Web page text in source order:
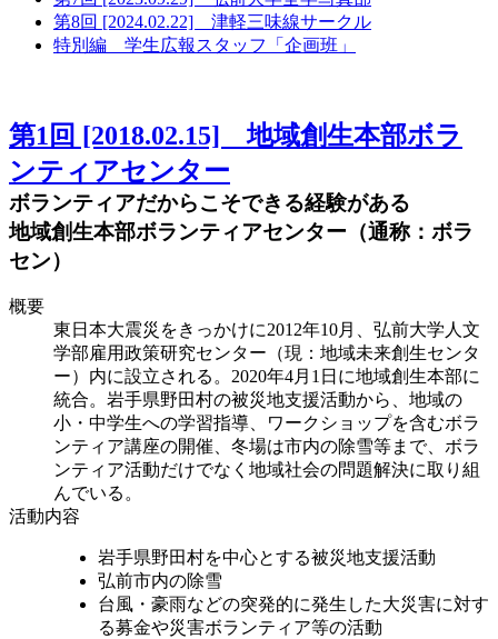
第8回 [2024.02.22] 津軽三味線サークル
特別編 学生広報スタッフ「企画班」
第1回 [2018.02.15] 地域創生本部ボラ
ンティアセンター
ボランティアだからこそできる経験がある
地域創生本部ボランティアセンター（通称：ボラ
セン）
概要
東日本大震災をきっかけに2012年10月、弘前大学人文
学部雇用政策研究センター（現：地域未来創生センタ
ー）内に設立される。2020年4月1日に地域創生本部に
統合。岩手県野田村の被災地支援活動から、地域の
小・中学生への学習指導、ワークショップを含むボラ
ンティア講座の開催、冬場は市内の除雪等まで、ボラ
ンティア活動だけでなく地域社会の問題解決に取り組
んでいる。
活動内容
岩手県野田村を中心とする被災地支援活動
弘前市内の除雪
台風・豪雨などの突発的に発生した大災害に対す
る募金や災害ボランティア等の活動